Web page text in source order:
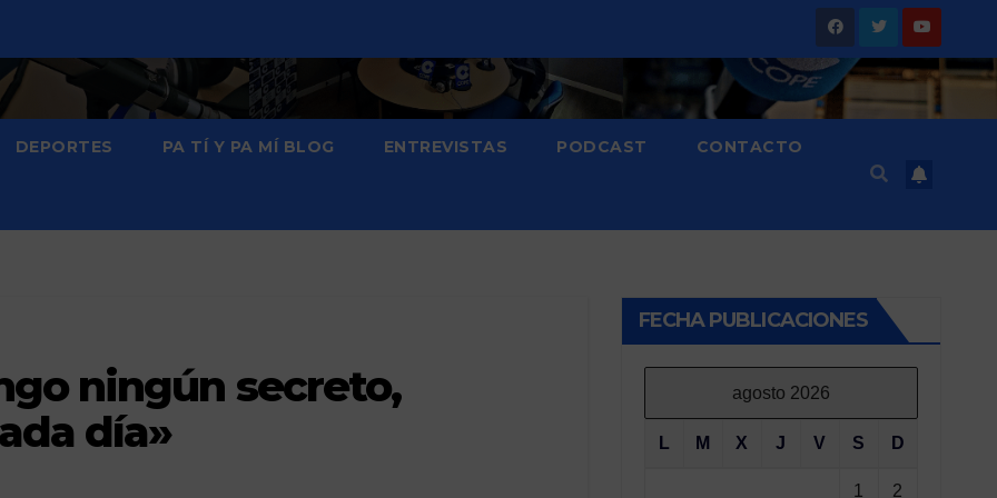
DEPORTES PA TÍ Y PA MÍ BLOG ENTREVISTAS PODCAST CONTACTO
ningún secreto,
día»
FECHA PUBLICACIONES
agosto 2026
L M X J V S D
1 2